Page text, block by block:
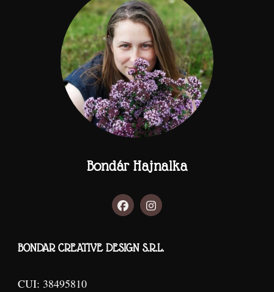
Bondár Hajnalka
BONDAR CREATIVE DESIGN S.R.L.
CUI: 38495810